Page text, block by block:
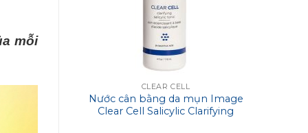
CLEAR CELL
Nước cân bằng da mụn Image
Clear Cell Salicylic Clarifying
mỗi